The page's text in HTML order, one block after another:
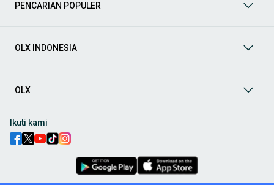
Suzuki, hingga Mitsubishi, tersedia berbagai model MPV, SUV,
berkualitas dan terpercaya di OLX! Dapatkan penawaran
Sedan, dan lainnya. Cocok untuk Anda yang mencari
Aksesoris Mobil
beragam pilihan produk berkualitas tinggi, mulai dari
aksesoris interior seperti sarung jok dan karpet, hingga
aksesoris eksterior sepertibody kitdanroof rack
PENCARIAN POPULER
OLX INDONESIA
OLX
Ikuti kami